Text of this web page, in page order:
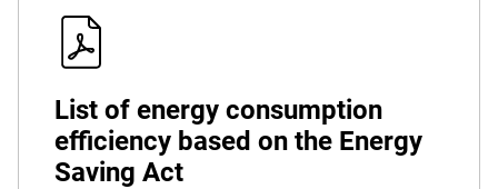
List of energy consumption
efficiency based on the Energy
Saving Act